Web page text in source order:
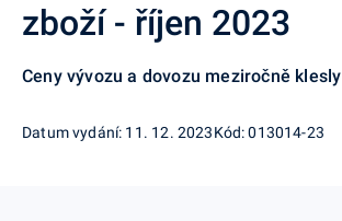
zboží - říjen 2023
Ceny vývozu a dovozu meziročně klesly
Datum vydání: 11. 12. 2023Kód: 013014-23